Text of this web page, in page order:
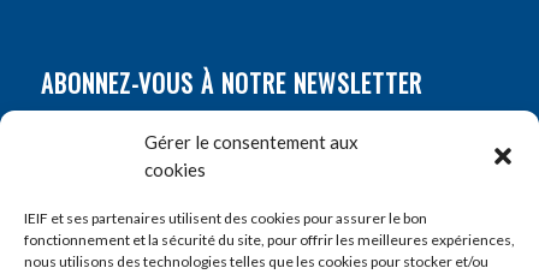
Gérer le consentement aux
cookies
IEIF et ses partenaires utilisent des cookies pour assurer le bon
fonctionnement et la sécurité du site, pour offrir les meilleures expériences,
nous utilisons des technologies telles que les cookies pour stocker et/ou
ABONNEZ-VOUS À NOTRE NEWSLETTER
Prénom*